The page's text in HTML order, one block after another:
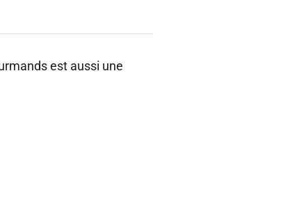
est aussi une